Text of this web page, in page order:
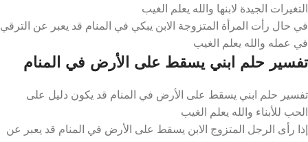
التغيرات الجيدة لابنها والله يعلم الغيب
في حال رأت المرأة المتزوجة الابن يبكي في المنام قد يعبر عن الترقي
في عمله والله يعلم الغيب
تفسير حلم ابني يسقط على الأرض في المنام
تفسير حلم ابني يسقط على الأرض في المنام قد يكون دليل على
الحب للأبناء والله يعلم الغيب
إذا رأى الرجل المتزوج الابن يسقط على الأرض في المنام قد يعبر عن